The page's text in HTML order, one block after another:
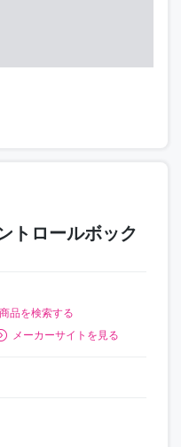
トロールボック
品を検索する
メーカーサイトを見る